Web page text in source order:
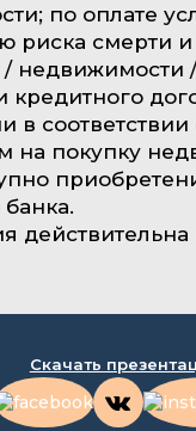
по оплате
риска смерти
недвижимости
кредитного
в
на покупку
действительна
Скачать